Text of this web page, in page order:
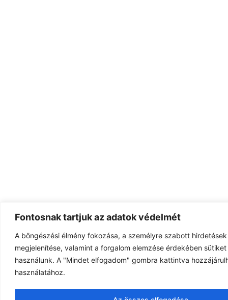
Fontosnak tartjuk az adatok védelmét
A böngészési élmény fokozása, a személyre szabott
megjelenítése, valamint a forgalom elemzése érdekében
használunk. A "Mindet elfogadom" gombra kattintva
használatához.